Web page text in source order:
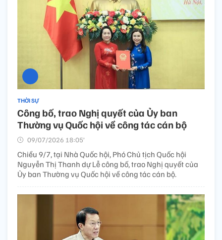
THỜI SỰ
Công bố, trao Nghị quyết của Ủy ban
Thường vụ Quốc hội về công tác cán bộ
09/07/2026 18:05’
Chiều 9/7, tại Nhà Quốc hội, Phó Chủ tịch Quốc hội
Nguyễn Thị Thanh dự Lễ công bố, trao Nghị quyết của
Ủy ban Thường vụ Quốc hội về công tác cán bộ.